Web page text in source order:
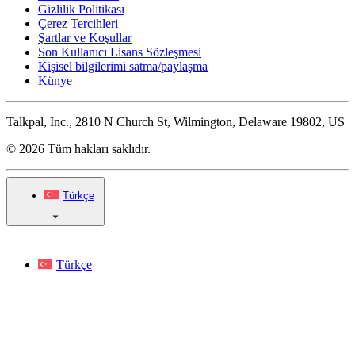
Gizlilik Politikası
Çerez Tercihleri
Şartlar ve Koşullar
Son Kullanıcı Lisans Sözleşmesi
Kişisel bilgilerimi satma/paylaşma
Künye
Talkpal, Inc., 2810 N Church St, Wilmington, Delaware 19802, US
© 2026 Tüm hakları saklıdır.
Türkçe
Türkçe